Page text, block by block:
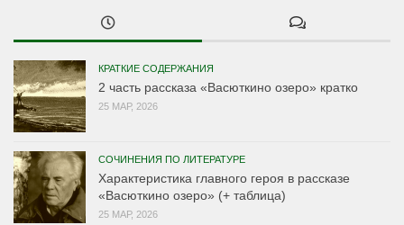
КРАТКИЕ СОДЕРЖАНИЯ
2 часть рассказа «Васюткино озеро» кратко
25 МАР, 2026
СОЧИНЕНИЯ ПО ЛИТЕРАТУРЕ
Характеристика главного героя в рассказе
«Васюткино озеро» (+ таблица)
25 МАР, 2026